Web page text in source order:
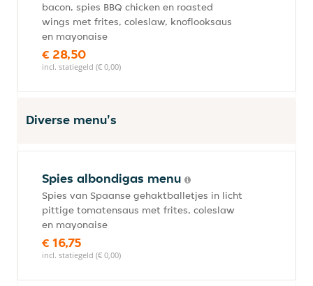
bacon, spies BBQ chicken en roasted
wings met frites, coleslaw, knoflooksaus
en mayonaise
€ 28,50
incl. statiegeld (€ 0,00)
Diverse menu's
Spies albondigas menu
Spies van Spaanse gehaktballetjes in licht
pittige tomatensaus met frites, coleslaw
en mayonaise
€ 16,75
incl. statiegeld (€ 0,00)